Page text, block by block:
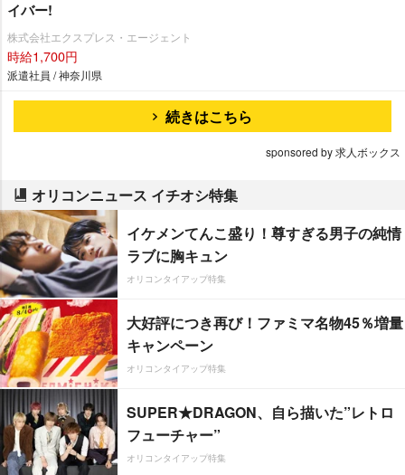
イバー!
株式会社エクスプレス・エージェント
時給1,700円
派遣社員 / 神奈川県
続きはこちら
sponsored by 求人ボックス
オリコンニュース イチオシ特集
イケメンてんこ盛り！尊すぎる男子の純情
ラブに胸キュン
オリコンタイアップ特集
大好評につき再び！ファミマ名物45％増量
キャンペーン
オリコンタイアップ特集
SUPER★DRAGON、自ら描いた”レトロ
フューチャー”
オリコンタイアップ特集